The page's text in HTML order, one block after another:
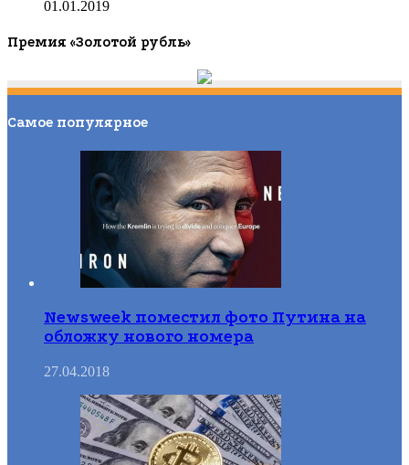
01.01.2019
Премия «Золотой рубль»
Самое популярное
Newsweek поместил фото Путина на
обложку нового номера
27.04.2018